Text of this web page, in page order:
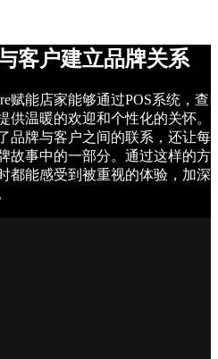
客户建立品牌关系
赋能店家能够通过POS系统，查
供温暖的欢迎和个性化的关怀。
品牌与客户之间的联系，还让每
故事中的一部分。通过这样的方
都能感受到被重视的体验，加深